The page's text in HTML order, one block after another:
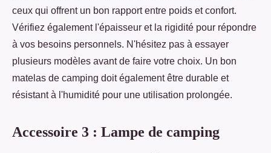
ceux qui offrent un bon rapport entre poids et confort.
Vérifiez également l'épaisseur et la rigidité pour répondre
à vos besoins personnels. N'hésitez pas à essayer
plusieurs modèles avant de faire votre choix. Un bon
matelas de camping doit également être durable et
résistant à l'humidité pour une utilisation prolongée.
Accessoire 3 : Lampe de camping